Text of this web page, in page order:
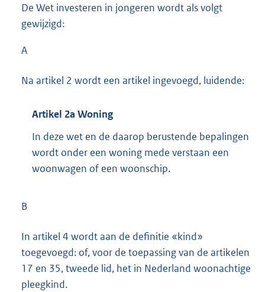
De Wet investeren in jongeren wordt als volgt
gewijzigd:
A
Na artikel 2 wordt een artikel ingevoegd, luidende:
Artikel 2a Woning
In deze wet en de daarop berustende bepalingen
wordt onder een woning mede verstaan een
woonwagen of een woonschip.
B
In artikel 4 wordt aan de definitie «kind»
toegevoegd: of, voor de toepassing van de artikelen
17 en 35, tweede lid, het in Nederland woonachtige
pleegkind.